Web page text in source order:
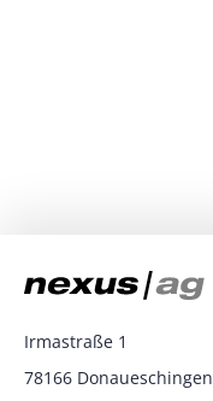
Irmastraße 1
78166 Donaueschingen